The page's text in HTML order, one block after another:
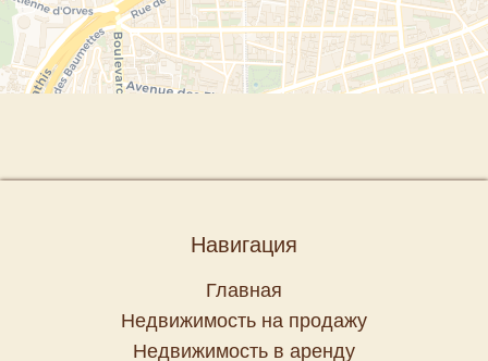
Навигация
Главная
Недвижимость на продажу
Недвижимость в аренду